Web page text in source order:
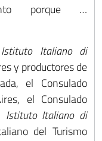
porque …
Istituto Italiano di
y productores de
el Consulado
el Consulado
Istituto Italiano di
del Turismo